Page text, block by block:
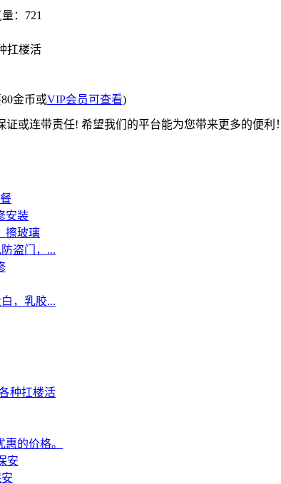
：721
扛楼活
金币或VIP会员可查看)
或连带责任! 希望我们的平台能为您带来更多的便利！
安装
擦玻璃
盗门，...
，乳胶...
种扛楼活
的价格。